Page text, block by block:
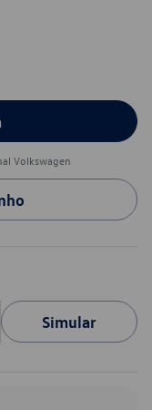
Volkswagen
Simular